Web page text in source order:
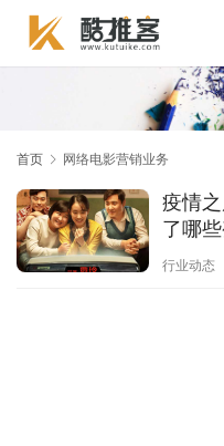
首页 网络电影营销业务
疫情
了哪
行业动态